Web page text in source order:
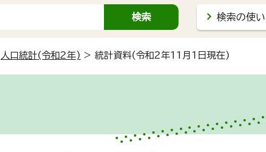
検索の使
人口統計(令和2年) > 統計資料(令和2年11月1日現在)